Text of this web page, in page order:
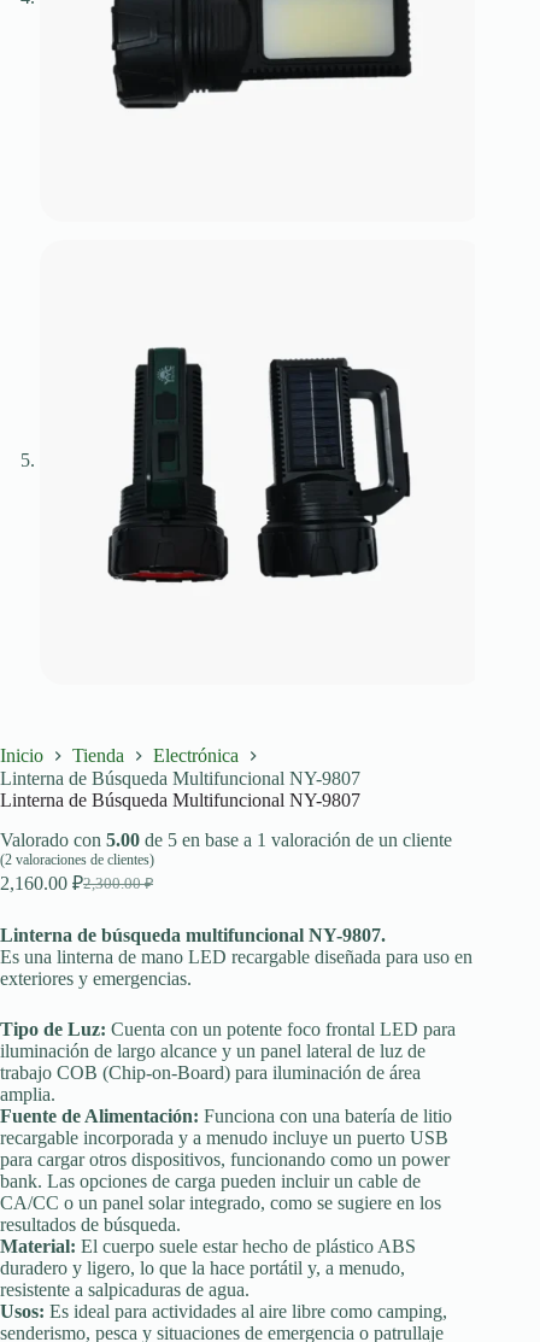
Inicio Tienda
Electrónica
Linterna de Búsqueda Multifuncional NY-9807
Linterna de Búsqueda Multifuncional NY-9807
Valorado con 5.00 de 5 en base a 1 valoración de un cliente
(2 valoraciones de clientes)
2,300.00₽
El
original
era:
2,300.00 ₽.
2,160.00 ₽
El
actual
es:
2,160.00 ₽.
Linterna de búsqueda multifuncional NY-9807.
Es una linterna de mano LED recargable diseñada para uso en
exteriores y emergencias.
Tipo de Luz: Cuenta con un potente foco frontal LED para
iluminación de largo alcance y un panel lateral de luz de
trabajo COB (Chip-on-Board) para iluminación de área
amplia.
Fuente de Alimentación: Funciona con una batería de litio
recargable incorporada y a menudo incluye un puerto USB
para cargar otros dispositivos, funcionando como un power
bank. Las opciones de carga pueden incluir un cable de
CA/CC o un panel solar integrado, como se sugiere en los
resultados de búsqueda.
Material: El cuerpo suele estar hecho de plástico ABS
duradero y ligero, lo que la hace portátil y, a menudo,
resistente a salpicaduras de agua.
Usos: Es ideal para actividades al aire libre como camping,
senderismo, pesca y situaciones de emergencia o patrullaje